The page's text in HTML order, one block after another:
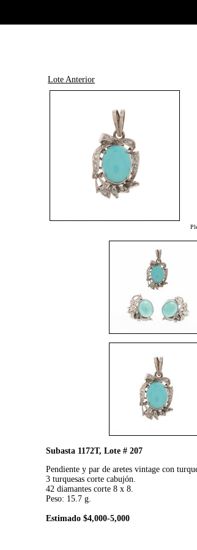
Lote Anterior
Subasta 1172T, Lote # 207
Pendiente y par de aretes vintage con
3 turquesas corte cabujón.
42 diamantes corte 8 x 8.
Peso: 15.7 g.
Estimado $4,000-5,000